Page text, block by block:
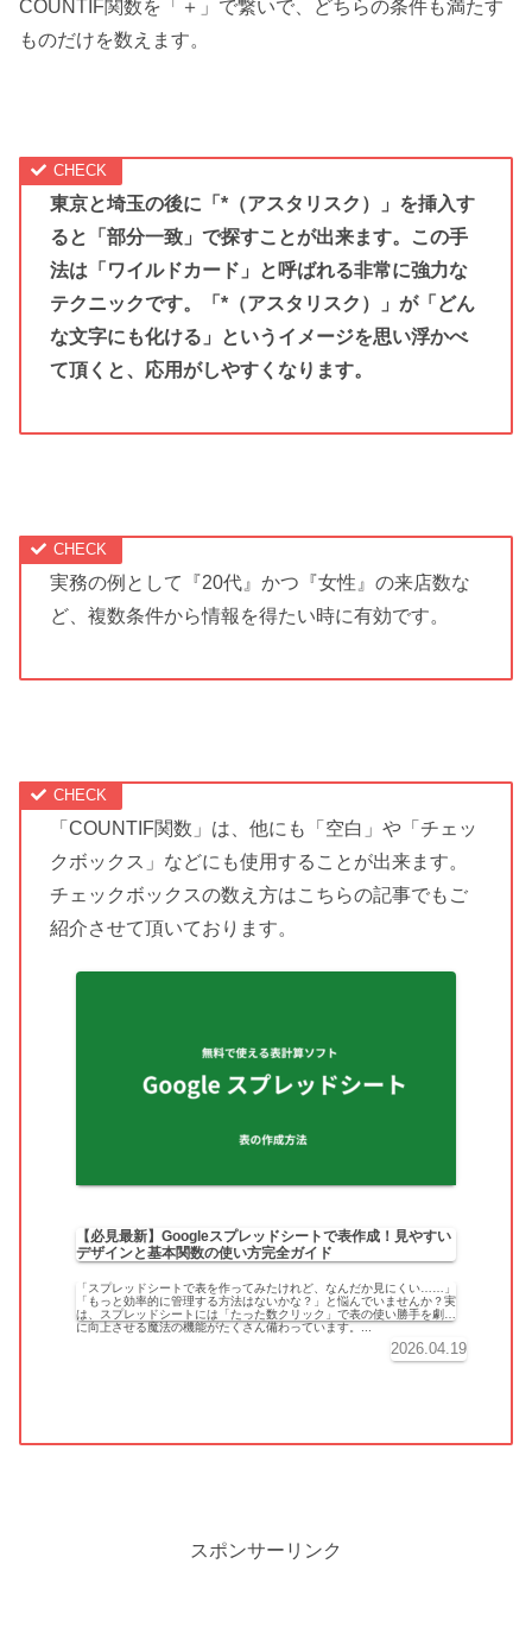
COUNTIF関数を「＋」で繋いで、どちらの条件も満たす
ものだけを数えます。
東京と埼玉の後に「*（アスタリスク）」を挿入す
ると「部分一致」で探すことが出来ます。この手
法は「ワイルドカード」と呼ばれる非常に強力な
テクニックです。「*（アスタリスク）」が「どん
な文字にも化ける」というイメージを思い浮かべ
て頂くと、応用がしやすくなります。
実務の例として『20代』かつ『女性』の来店数な
ど、複数条件から情報を得たい時に有効です。
「COUNTIF関数」は、他にも「空白」や「チェッ
クボックス」などにも使用することが出来ます。
チェックボックスの数え方はこちらの記事でもご
紹介させて頂いております。
【必見最新】Googleスプレッドシートで表作成！見やすい
デザインと基本関数の使い方完全ガイド
「スプレッドシートで表を作ってみたけれど、なんだか見にくい……」
「もっと効率的に管理する方法はないかな？」と悩んでいませんか？実
は、スプレッドシートには「たった数クリック」で表の使い勝手を劇的
に向上させる魔法の機能がたくさん備わっています。...
2026.04.19
スポンサーリンク